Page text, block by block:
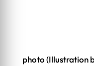
photo(Illustration